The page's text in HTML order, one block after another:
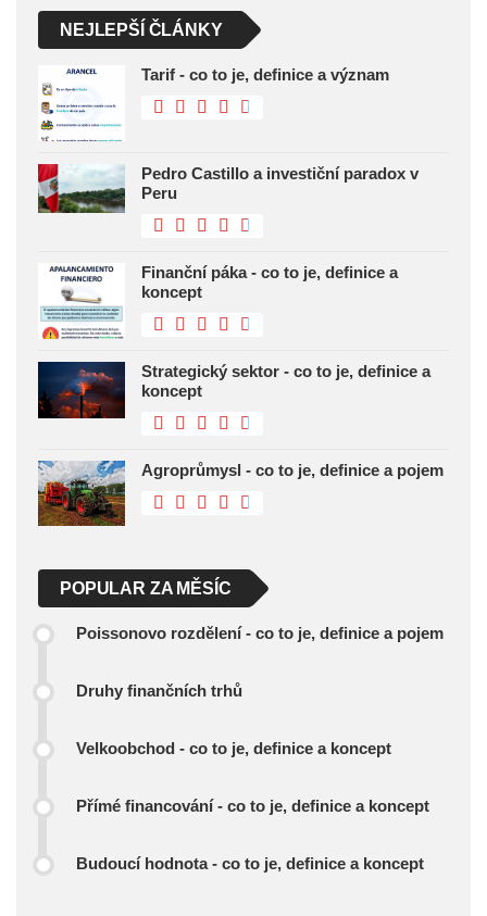
NEJLEPŠÍ ČLÁNKY
Tarif - co to je, definice a význam
Pedro Castillo a investiční paradox v
Peru
Finanční páka - co to je, definice a
koncept
Strategický sektor - co to je, definice a
koncept
Agroprůmysl - co to je, definice a pojem
POPULAR ZA MĚSÍC
Poissonovo rozdělení - co to je, definice a pojem
Druhy finančních trhů
Velkoobchod - co to je, definice a koncept
Přímé financování - co to je, definice a koncept
Budoucí hodnota - co to je, definice a koncept